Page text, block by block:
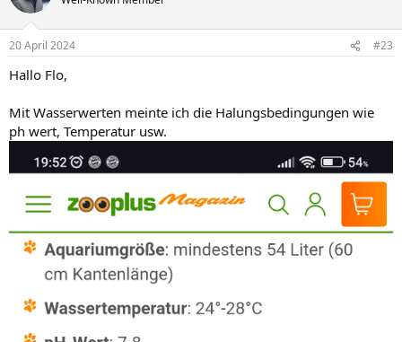
20 April 2024 #23
Hallo Flo,
Mit Wasserwerten meinte ich die Halungsbedingungen wie
ph wert, Temperatur usw.